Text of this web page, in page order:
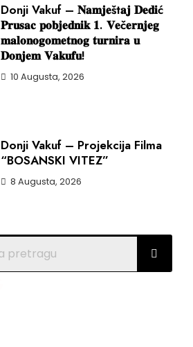
Donji Vakuf – 𝐍𝐚𝐦𝐣𝐞št𝐚𝐣 𝐃𝐞𝐝𝐢ć
𝐏𝐫𝐮𝐬𝐚𝐜 𝐩𝐨𝐛𝐣𝐞𝐝𝐧𝐢𝐤 𝟏. 𝐕𝐞č𝐞𝐫𝐧𝐣𝐞𝐠
𝐦𝐚𝐥𝐨𝐧𝐨𝐠𝐨𝐦𝐞𝐭𝐧𝐨𝐠 𝐭𝐮𝐫𝐧𝐢𝐫𝐚 𝐮
𝐃𝐨𝐧𝐣𝐞𝐦 𝐕𝐚𝐤𝐮𝐟𝐮!
10 Augusta, 2026
Donji Vakuf – Projekcija Filma
“BOSANSKI VITEZ”
8 Augusta, 2026